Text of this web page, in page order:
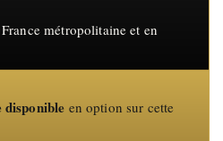
métropolitaine et en
en option sur cette